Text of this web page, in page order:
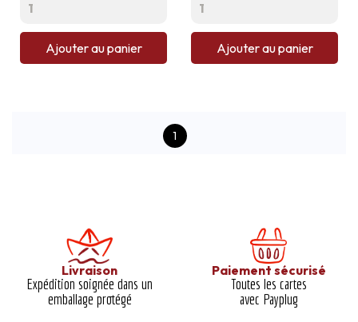
Ajouter au panier Ajouter au panier
1
Livraison
Expédition soignée dans un
emballage protégé​
Paiement sécurisé
Toutes les cartes
avec Payplug